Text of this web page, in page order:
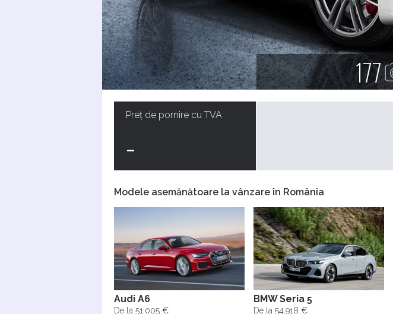
177
Preț de pornire cu TVA
-
Modele asemănătoare la vânzare în România
Audi A6
De la 51.005 €
BMW Seria 5
De la 54.918 €